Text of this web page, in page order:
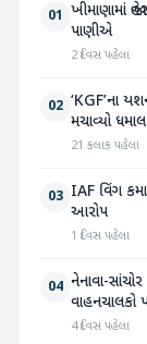
01 ખીમાણામાં
પાણીએ
2 દિવસ પહેલા
02 ‘KGF’ના
મચાવ્યો ધમાલ
21 કલાક પહેલા
03 IAF વિંગ
આરોપ
1 દિવસ પહેલા
04 નેનાવા-
વાહનચાલકો
4 દિવસ પહેલા